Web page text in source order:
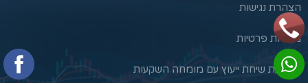
הצהרת נגישות
מדיניות פרטיות
לקביעת שיחת ייעוץ עם מומחה השקעות